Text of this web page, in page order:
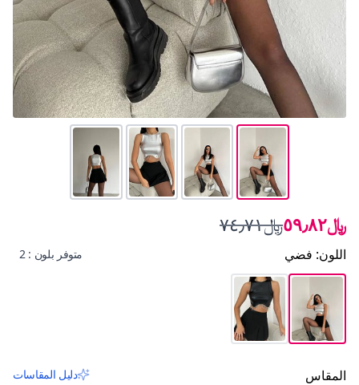
﷼٥٩٫٨٢ ﷼٧٤٫٧١
اللون: فضي متوفر بلون : 2
المقاس دليل المقاسات